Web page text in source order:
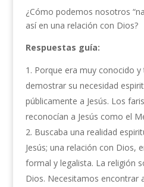
¿Cómo podemos nosotros
así en una relación con Dios?
Respuestas guía:
Porque era muy conocido y
demostrar su necesidad
públicamente a Jesús. Los
reconocían a Jesús como el
Buscaba una realidad
Jesús; una relación con Dios,
formal y legalista. La religión
Dios. Necesitamos encontrar